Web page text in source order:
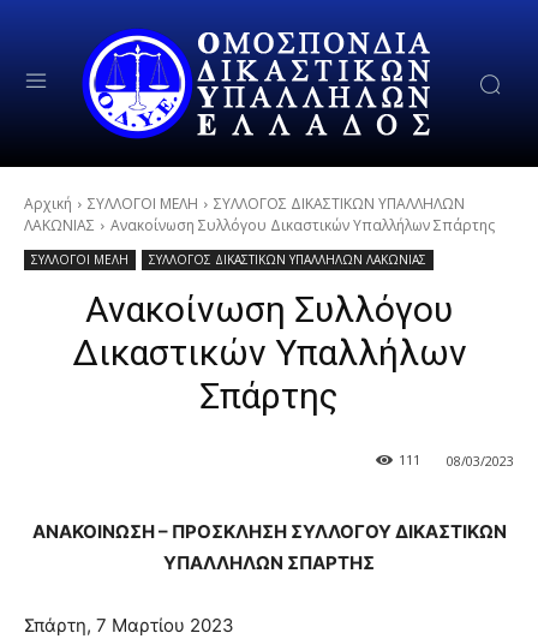
Αρχική ΣΥΛΛΟΓΟΙ ΜΕΛΗ
ΣΥΛΛΟΓΟΣ ΔΙΚΑΣΤΙΚΩΝ ΥΠΑΛΛΗΛΩΝ
ΛΑΚΩΝΙΑΣ
Ανακοίνωση Συλλόγου Δικαστικών Υπαλλήλων Σπάρτης
ΣΥΛΛΟΓΟΙ ΜΕΛΗ ΣΥΛΛΟΓΟΣ ΔΙΚΑΣΤΙΚΩΝ ΥΠΑΛΛΗΛΩΝ ΛΑΚΩΝΙΑΣ
Ανακοίνωση Συλλόγου
Δικαστικών Υπαλλήλων
Σπάρτης
111 08/03/2023
ΑΝΑΚΟΙΝΩΣΗ – ΠΡΟΣΚΛΗΣΗ ΣΥΛΛΟΓΟΥ ΔΙΚΑΣΤΙΚΩΝ
ΥΠΑΛΛΗΛΩΝ ΣΠΑΡΤΗΣ
Σπάρτη, 7 Μαρτίου 2023